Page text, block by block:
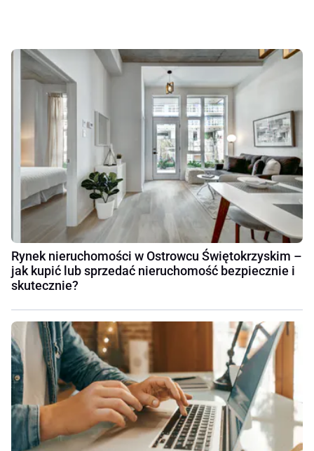
Rynek nieruchomości w Ostrowcu Świętokrzyskim –
jak kupić lub sprzedać nieruchomość bezpiecznie i
skutecznie?